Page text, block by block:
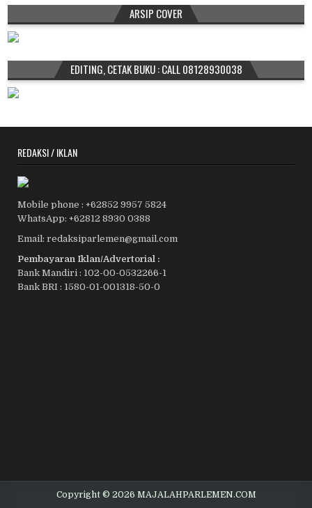
ARSIP COVER
EDITING, CETAK BUKU : CALL 08128930038
REDAKSI / IKLAN
Mobile phone : +62852 9957 5824
WhatsApp: +62812 8930 0388
Email: redaksiparlemen@gmail.com
Pembayaran Iklan/Advertorial :
Bank Mandiri : 102-00-0532266-1
Bank BRI : 1580-01-001318-50-0
Copyright © 2026 MAJALAHPARLEMEN.COM